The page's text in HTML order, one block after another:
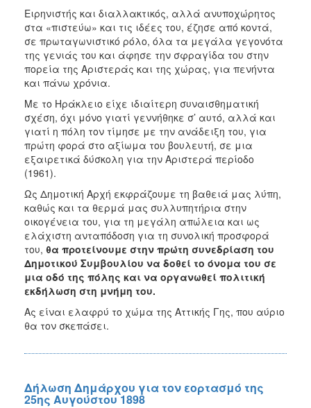
Ειρηνιστής και διαλλακτικός, αλλά ανυποχώρητος
στα «πιστεύω» και τις ιδέες του, έζησε από κοντά,
σε πρωταγωνιστικό ρόλο, όλα τα μεγάλα γεγονότα
της γενιάς του και άφησε την σφραγίδα του στην
πορεία της Αριστεράς και της χώρας, για πενήντα
και πάνω χρόνια.
Με το Ηράκλειο είχε ιδιαίτερη συναισθηματική
σχέση, όχι μόνο γιατί γεννήθηκε σ’ αυτό, αλλά και
γιατί η πόλη τον τίμησε με την ανάδειξη του, για
πρώτη φορά στο αξίωμα του βουλευτή, σε μια
εξαιρετικά δύσκολη για την Αριστερά περίοδο
(1961).
Ως Δημοτική Αρχή εκφράζουμε τη βαθειά μας λύπη,
καθώς και τα θερμά μας συλλυπητήρια στην
οικογένεια του, για τη μεγάλη απώλεια και ως
ελάχιστη ανταπόδοση για τη συνολική προσφορά
του, θα προτείνουμε στην πρώτη συνεδρίαση του
Δημοτικού Συμβουλίου να δοθεί το όνομα του σε
μια οδό της πόλης και να οργανωθεί πολιτική
εκδήλωση στη μνήμη του.
Ας είναι ελαφρύ το χώμα της Αττικής Γης, που αύριο
θα τον σκεπάσει.
Δήλωση Δημάρχου για τον εορτασμό της
25ης Αυγούστου 1898